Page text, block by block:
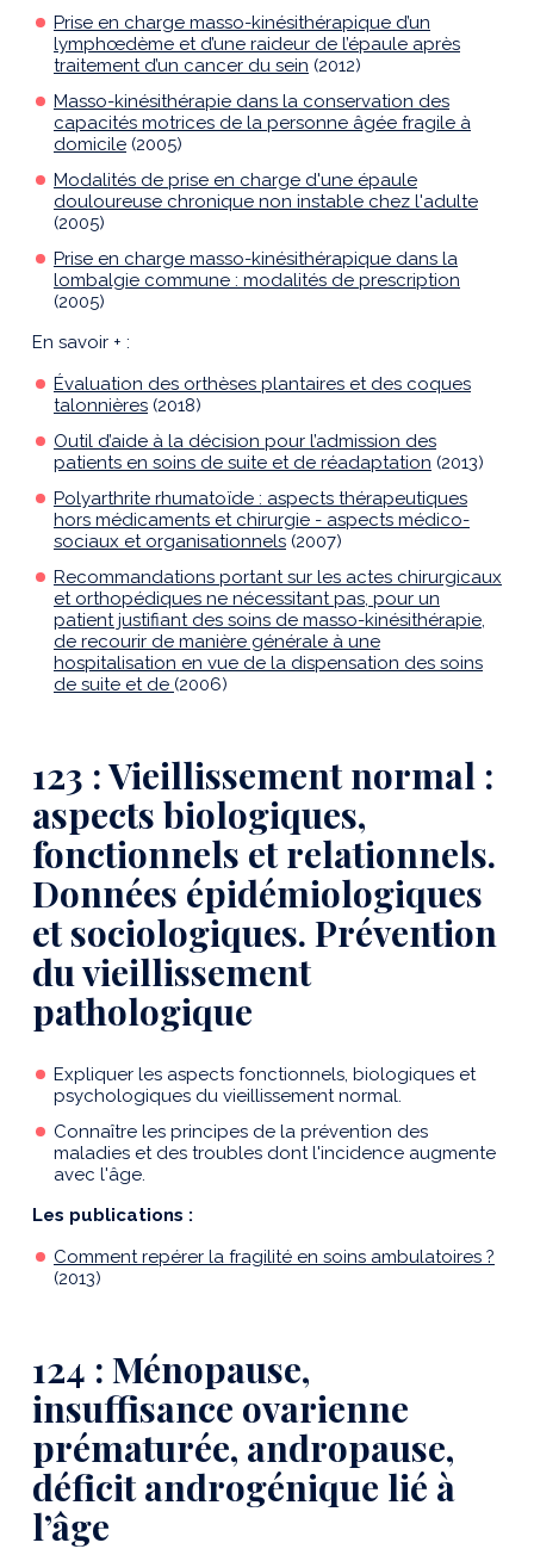
Prise en charge masso-kinésithérapique d’un
lymphœdème et d’une raideur de l’épaule après
traitement d’un cancer du sein (2012)
Masso-kinésithérapie dans la conservation des
capacités motrices de la personne âgée fragile à
domicile (2005)
Modalités de prise en charge d'une épaule
douloureuse chronique non instable chez l'adulte
(2005)
Prise en charge masso-kinésithérapique dans la
lombalgie commune : modalités de prescription
(2005)
En savoir + :
Évaluation des orthèses plantaires et des coques
talonnières (2018)
Outil d’aide à la décision pour l’admission des
patients en soins de suite et de réadaptation (2013)
Polyarthrite rhumatoïde : aspects thérapeutiques
hors médicaments et chirurgie - aspects médico-
sociaux et organisationnels (2007)
Recommandations portant sur les actes chirurgicaux
et orthopédiques ne nécessitant pas, pour un
patient justifiant des soins de masso-kinésithérapie,
de recourir de manière générale à une
hospitalisation en vue de la dispensation des soins
de suite et de (2006)
123 : Vieillissement normal :
aspects biologiques,
fonctionnels et relationnels.
Données épidémiologiques
et sociologiques. Prévention
du vieillissement
pathologique
Expliquer les aspects fonctionnels, biologiques et
psychologiques du vieillissement normal.
Connaître les principes de la prévention des
maladies et des troubles dont l'incidence augmente
avec l'âge.
Les publications :
Comment repérer la fragilité en soins ambulatoires ?
(2013)
124 : Ménopause,
insuffisance ovarienne
prématurée, andropause,
déficit androgénique lié à
l’âge